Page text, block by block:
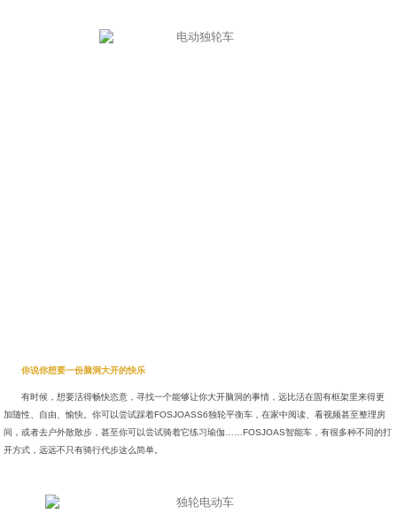
你说你想要一份脑洞大开的快乐
有时候，想要活得畅快恣意，寻找一个能够让你大开脑洞的事情，远比活在固有框架里来得更
加随性、自由、愉快。你可以尝试踩着FOSJOASS6独轮平衡车，在家中阅读、看视频甚至整理房
间，或者去户外散散步，甚至你可以尝试骑着它练习瑜伽……FOSJOAS智能车，有很多种不同的打
开方式，远远不只有骑行代步这么简单。